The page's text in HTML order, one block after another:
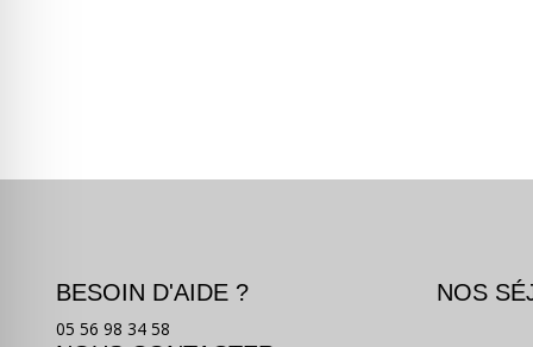
BESOIN D'AIDE ?
05 56 98 34 58
NOS